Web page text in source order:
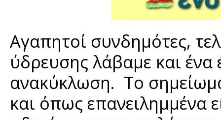
Αγαπητοί συνδημότες,
ύδρευσης λάβαμε και
ανακύκλωση. Το
και όπως επανειλημμένα